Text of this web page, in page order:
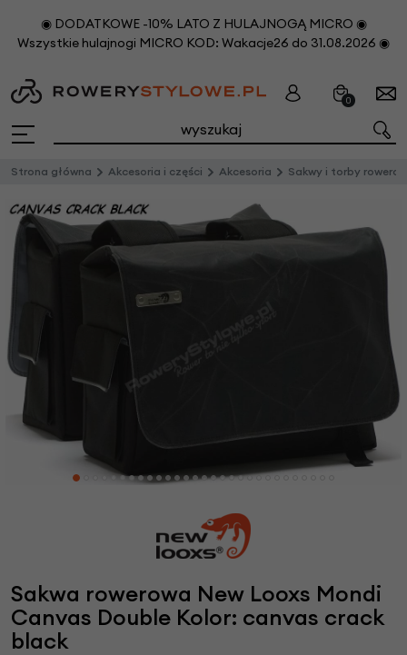
◉ DODATKOWE -10% LATO Z HULAJNOGĄ MICRO ◉
Wszystkie hulajnogi MICRO KOD: Wakacje26 do 31.08.2026 ◉
0
Strona główna Akcesoria i części Akcesoria Sakwy i torby
Sakwa rowerowa New Looxs Mondi
Canvas Double Kolor: canvas crack
black